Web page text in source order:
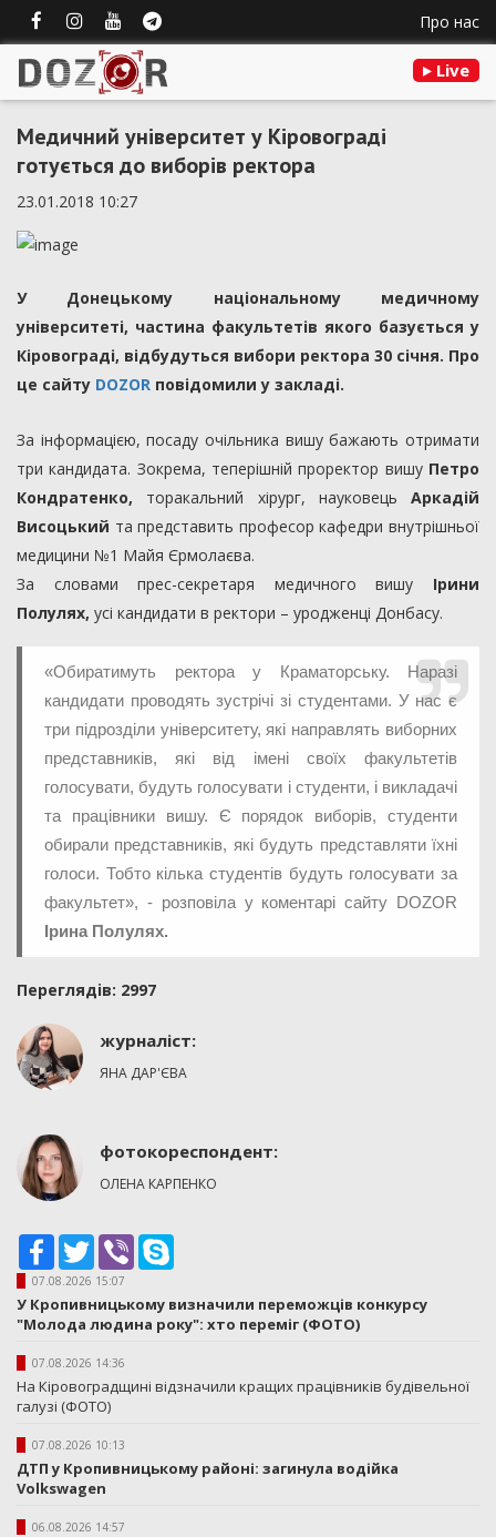
Про нас
Live
Медичний університет у Кіровограді
готується до виборів ректора
23.01.2018 10:27
У Донецькому національному медичному
університеті, частина факультетів якого базується у
Кіровограді, відбудуться вибори ректора 30 січня. Про
це сайту DOZOR повідомили у закладі.
За інформацією, посаду очільника вишу бажають отримати
три кандидата. Зокрема, теперішній проректор вишу Петро
Кондратенко, торакальний хірург, науковець Аркадій
Висоцький та представить професор кафедри внутрішньої
медицини №1 Майя Єрмолаєва.
За словами прес-секретаря медичного вишу Ірини
Полулях, усі кандидати в ректори – уродженці Донбасу.
«Обиратимуть ректора у Краматорську. Наразі
кандидати проводять зустрічі зі студентами. У нас є
три підрозділи університету, які направлять виборних
представників, які від імені своїх факультетів
голосувати, будуть голосувати і студенти, і викладачі
та працівники вишу. Є порядок виборів, студенти
обирали представників, які будуть представляти їхні
голоси. Тобто кілька студентів будуть голосувати за
факультет», - розповіла у коментарі сайту DOZOR
Ірина Полулях.
Переглядiв: 2997
журналіст:
ЯНА ДАР'ЄВА
фотокореспондент:
ОЛЕНА КАРПЕНКО
Facebook
TwitterViber
07.08.2026 15:07
У Кропивницькому визначили переможців конкурсу
"Молода людина року": хто переміг (ФОТО)
07.08.2026 14:36
На Кіровоградщині відзначили кращих працівників будівельної
галузі (ФОТО)
07.08.2026 10:13
ДТП у Кропивницькому районі: загинула водійка
Volkswagen
06.08.2026 14:57